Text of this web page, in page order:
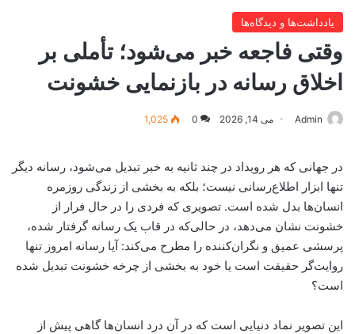
یادداشت‌ها و دیدگاه‌ها
وقتی فاجعه خبر می‌شود؛ تأملی بر
اخلاق رسانه در بازنمایی خشونت
Admin می 14, 2026 0
1,025
در جهانی که هر رویداد در چند ثانیه به خبر تبدیل می‌شود، رسانه دیگر
تنها ابزار اطلاع‌رسانی نیست؛ بلکه به بخشی از زندگی روزمره
انسان‌ها بدل شده است. تصویری که فردی را در حال فرار از
خشونت نشان می‌دهد، در حالی‌که در قاب یک رسانه گرفتار شده،
پرسشی عمیق و نگران‌کننده را مطرح می‌کند: آیا رسانه امروز تنها
روایت‌گر حقیقت است یا خود به بخشی از چرخه خشونت تبدیل شده
است؟
این تصویر نماد دنیایی است که در آن درد انسان‌ها گاهی پیش از